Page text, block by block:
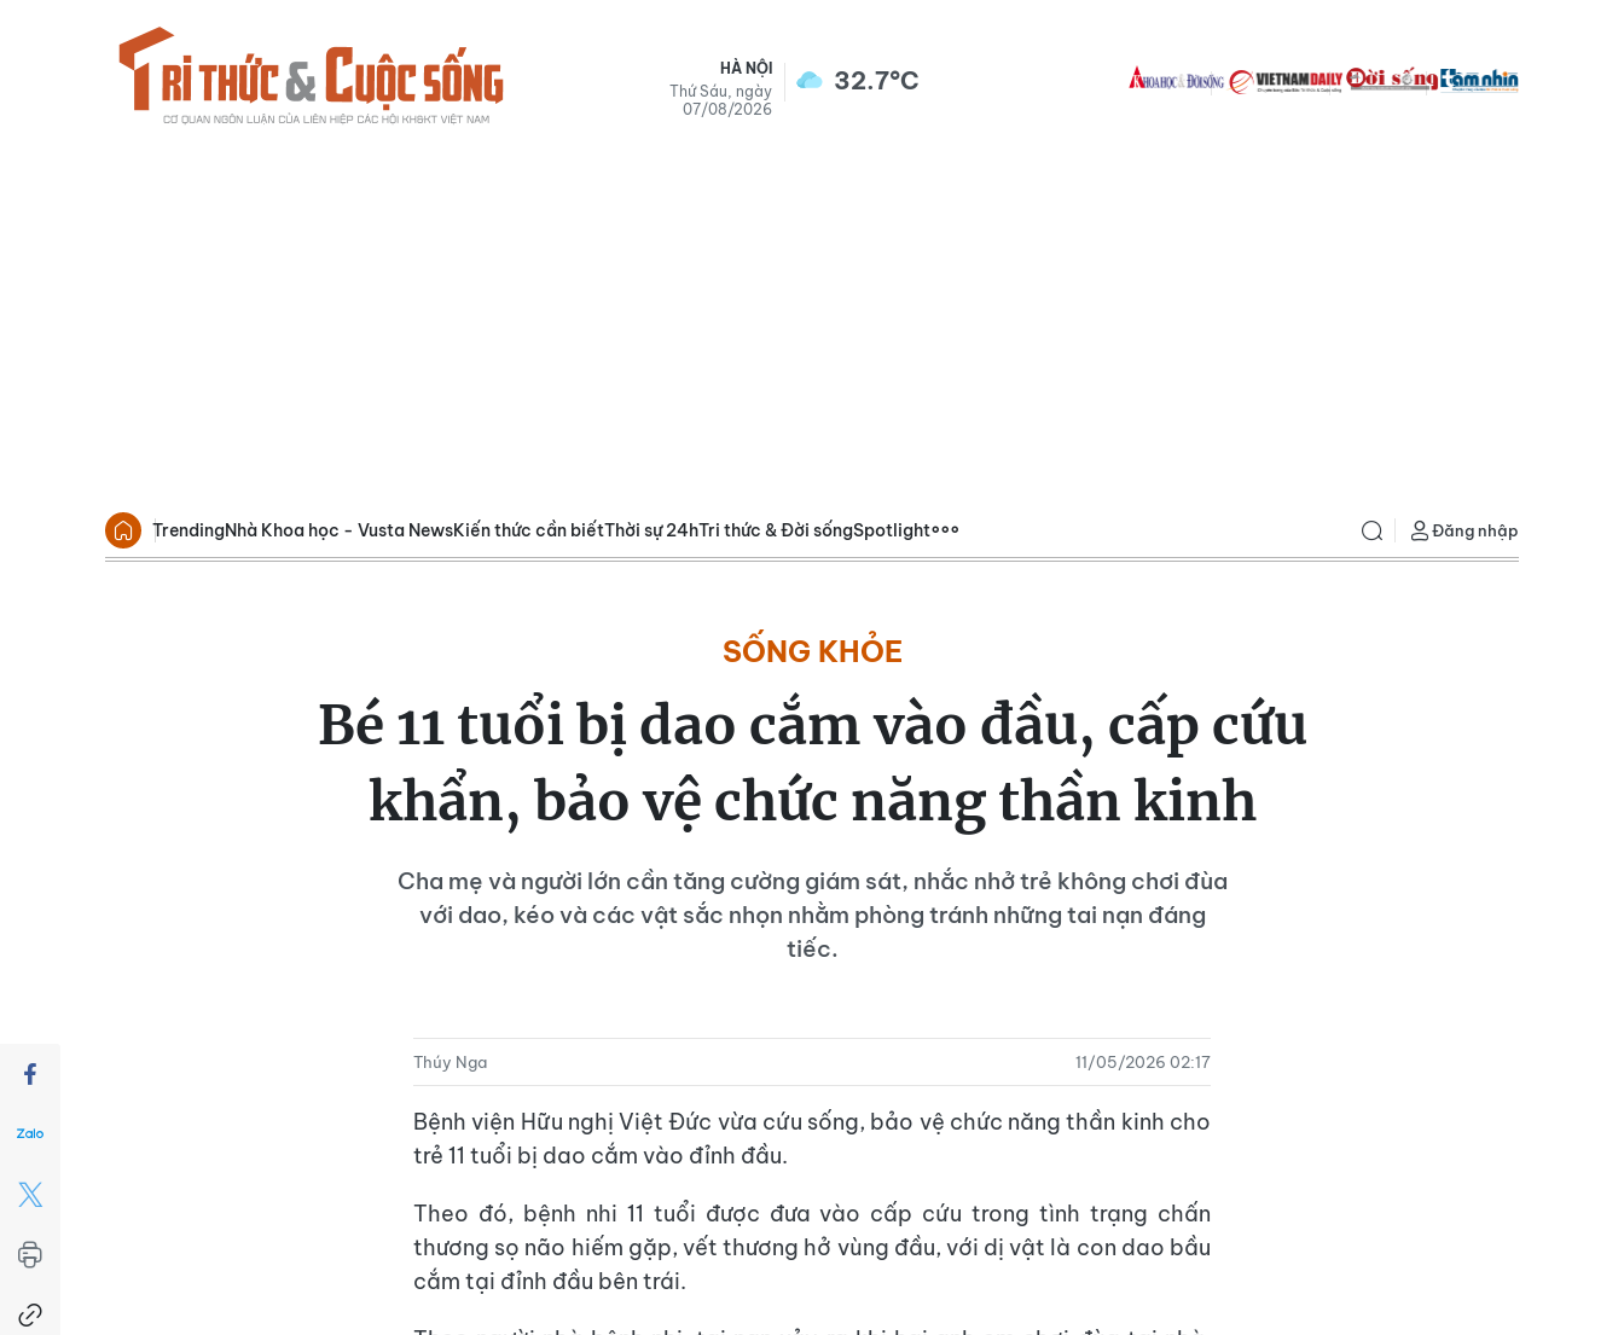
HÀ NỘI
Thứ Sáu, ngày
07/08/2026
32.7°C
TrendingNhà Khoa học - Vusta NewsKiến thức cần biếtThời sự 24hTri thức & Đời sốngSpotlight Đăng nhập
SỐNG KHỎE
Bé 11 tuổi bị dao cắm vào đầu, cấp cứu
khẩn, bảo vệ chức năng thần kinh
Cha mẹ và người lớn cần tăng cường giám sát, nhắc nhở trẻ không chơi đùa
với dao, kéo và các vật sắc nhọn nhằm phòng tránh những tai nạn đáng
tiếc.
Thúy Nga 11/05/2026 02:17
Bệnh viện Hữu nghị Việt Đức vừa cứu sống, bảo vệ chức năng thần kinh cho
trẻ 11 tuổi bị dao cắm vào đỉnh đầu.
Theo đó, bệnh nhi 11 tuổi được đưa vào cấp cứu trong tình trạng chấn
thương sọ não hiếm gặp, vết thương hở vùng đầu, với dị vật là con dao bầu
cắm tại đỉnh đầu bên trái.